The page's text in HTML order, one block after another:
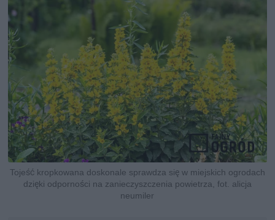
Tojeść kropkowana doskonale sprawdza się w miejskich ogrodach
dzięki odporności na zanieczyszczenia powietrza, fot. alicja
neumiler